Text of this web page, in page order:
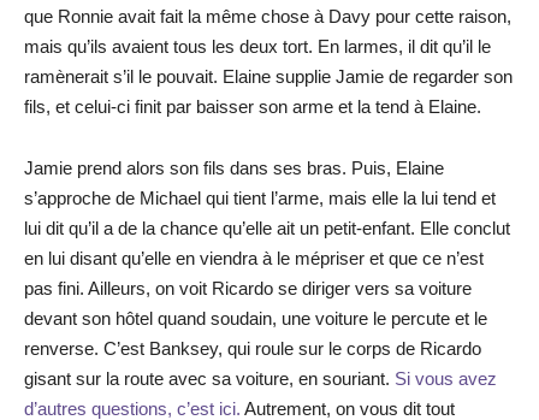
que Ronnie avait fait la même chose à Davy pour cette raison,
mais qu’ils avaient tous les deux tort. En larmes, il dit qu’il le
ramènerait s’il le pouvait. Elaine supplie Jamie de regarder son
fils, et celui-ci finit par baisser son arme et la tend à Elaine.
Jamie prend alors son fils dans ses bras. Puis, Elaine
s’approche de Michael qui tient l’arme, mais elle la lui tend et
lui dit qu’il a de la chance qu’elle ait un petit-enfant. Elle conclut
en lui disant qu’elle en viendra à le mépriser et que ce n’est
pas fini. Ailleurs, on voit Ricardo se diriger vers sa voiture
devant son hôtel quand soudain, une voiture le percute et le
renverse. C’est Banksey, qui roule sur le corps de Ricardo
gisant sur la route avec sa voiture, en souriant. Si vous avez
d’autres questions, c’est ici. Autrement, on vous dit tout